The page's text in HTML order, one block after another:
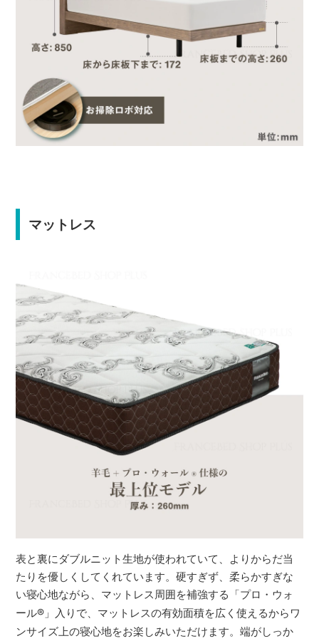
マットレス
表と裏にダブルニット生地が使われていて、よりからだ当
たりを優しくしてくれています。硬すぎず、柔らかすぎな
い寝心地ながら、マットレス周囲を補強する「プロ・ウォ
ール® 」入りで、マットレスの有効面積を広く使えるからワ
ンサイズ上の寝心地をお楽しみいただけます。端がしっか